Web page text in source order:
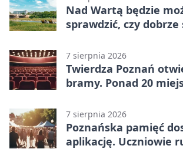
Nad Wartą będzie
sprawdzić, czy
7 sierpnia 2026
Twierdza Poznań
bramy. Ponad 20
7 sierpnia 2026
Poznańska pamięć
aplikację. Uczniowie